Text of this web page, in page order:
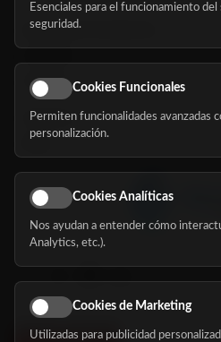
Buscador de residencias
Eventos
Nosotros
Síguenos
Esenciales para el funcionamiento
seguridad.
Cookies Funcionales
Permiten funcionalidades avanzadas
personalización.
Cookies Analíticas
Nos ayudan a entender cómo
Analytics, etc.).
Cookies de Marketing
Utilizadas para publicidad